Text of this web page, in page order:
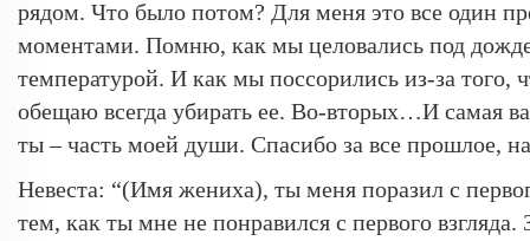
рядом. Что было потом? Для меня это все один
моментами. Помню, как мы целовались под
температурой. И как мы поссорились из-за
обещаю всегда убирать ее. Во-вторых…И самая
ты – часть моей души. Спасибо за все прошлое,
Невеста: “(Имя жениха), ты меня поразил с
тем, как ты мне не понравился с первого